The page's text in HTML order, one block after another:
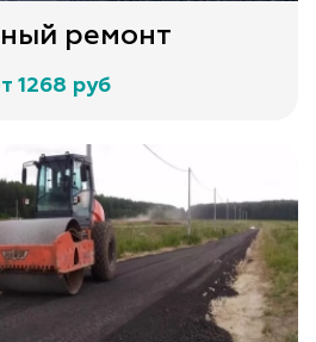
ремонт
1268 руб